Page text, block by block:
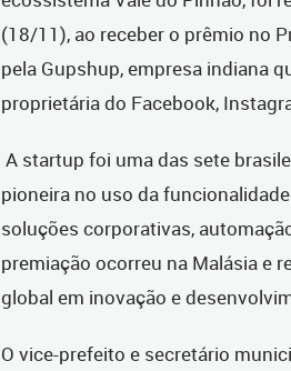
(18/11), ao receber o prêmio no
pela Gupshup, empresa indiana
proprietária do Facebook,
A startup foi uma das sete
pioneira no uso da
soluções corporativas,
premiação ocorreu na Malásia e
global em inovação e
O vice-prefeito e secretário